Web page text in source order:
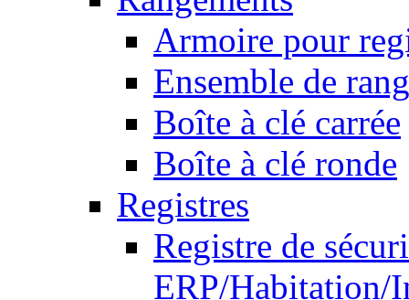
Armoire pour
Ensemble de
Boîte à clé carrée
Boîte à clé ronde
Registres
Registre de
ERP/Habitation/